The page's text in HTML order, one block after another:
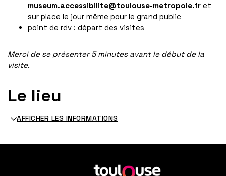
museum.accessibilite@toulouse-metropole.fr et
sur place le jour même pour le grand public
point de rdv : départ des visites
Merci de se présenter 5 minutes avant le début de la
visite.
Le lieu
AFFICHER LES INFORMATIONS
En